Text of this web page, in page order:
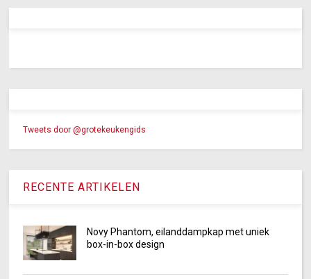
Tweets door @grotekeukengids
RECENTE ARTIKELEN
Novy Phantom, eilanddampkap met uniek
box-in-box design